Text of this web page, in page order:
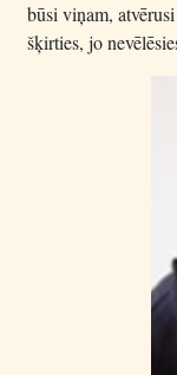
būsi viņam,
šķirties, jo